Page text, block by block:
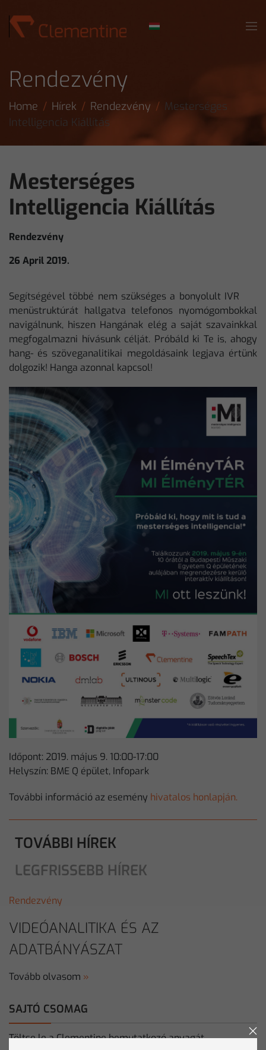
Skip to main content
Rendezvény
Home Hírek Rendezvény
Mesterséges
Intelligencia Kiállítás
SAJTÓ CSOMAG
Töltse le a Clementine bemutatkozó anyagát.
Mesterséges
Intelligencia Kiállítás
Rendezvény
26 April 2019.
Segítségével többé nem szükséges a bonyolult IVR
menüstruktúrát hallgatva telefonos nyomógombokkal
navigálnunk, hiszen Hangának elég a saját szavainkkal
megfogalmazni hívásunk célját. Próbáld ki Te is, ahogy
hang- és szöveganalitikai megoldásaink legjava értünk
dolgozik! Hanga azonnal kapcsol!
Időpont: 2019. május 9. 10:00-17:00
Helyszín: BME Q épület, Infopark
További információ az esemény hivatalos honlapján.
TOVÁBBI HÍREK
LEGFRISSEBB HÍREK
Rendezvény
VIDEÓANALITIKA ÉS AZ
ADATBÁNYÁSZAT
Tovább olvasom »